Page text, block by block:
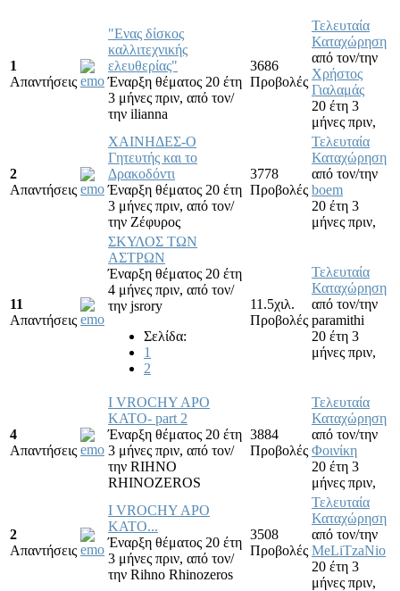
1
Απαντήσεις
"Ενας δίσκος
καλλιτεχνικής
ελευθερίας"
Έναρξη θέματος 20 έτη
3 μήνες πριν, από τον/
την ilianna
3686
Προβολές
Τελευταία
Καταχώρηση
από τον/την
Χρήστος
Γιαλαμάς
20 έτη 3
μήνες πριν,
2
Απαντήσεις
ΧΑΙΝΗΔΕΣ-Ο
Γητευτής και το
Δρακοδόντι
Έναρξη θέματος 20 έτη
3 μήνες πριν, από τον/
την Ζέφυρος
3778
Προβολές
Τελευταία
Καταχώρηση
από τον/την
boem
20 έτη 3
μήνες πριν,
11
Απαντήσεις
ΣΚΥΛΟΣ ΤΩΝ
ΑΣΤΡΩΝ
Έναρξη θέματος 20 έτη
4 μήνες πριν, από τον/
την jsrory
Σελίδα:
1
2
11.5χιλ.
Προβολές
Τελευταία
Καταχώρηση
από τον/την
paramithi
20 έτη 3
μήνες πριν,
4
Απαντήσεις
I VROCHY APO
KATO- part 2
Έναρξη θέματος 20 έτη
3 μήνες πριν, από τον/
την RIHNO
RHINOZEROS
3884
Προβολές
Τελευταία
Καταχώρηση
από τον/την
Φοινίκη
20 έτη 3
μήνες πριν,
2
Απαντήσεις
I VROCHY APO
KATO...
Έναρξη θέματος 20 έτη
3 μήνες πριν, από τον/
την Rihno Rhinozeros
3508
Προβολές
Τελευταία
Καταχώρηση
από τον/την
MeLiTzaNio
20 έτη 3
μήνες πριν,